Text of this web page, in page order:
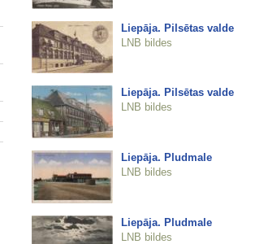
Liepāja. Pilsētas valde
LNB bildes
Liepāja. Pilsētas valde
LNB bildes
Liepāja. Pludmale
LNB bildes
Liepāja. Pludmale
LNB bildes